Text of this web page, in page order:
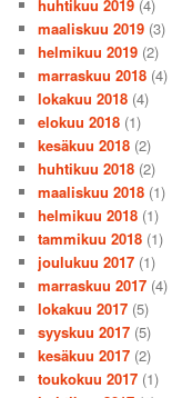
huhtikuu 2019 (4)
maaliskuu 2019 (3)
helmikuu 2019 (2)
marraskuu 2018 (4)
lokakuu 2018 (4)
elokuu 2018 (1)
kesäkuu 2018 (2)
huhtikuu 2018 (2)
maaliskuu 2018 (1)
helmikuu 2018 (1)
tammikuu 2018 (1)
joulukuu 2017 (1)
marraskuu 2017 (4)
lokakuu 2017 (5)
syyskuu 2017 (5)
kesäkuu 2017 (2)
toukokuu 2017 (1)